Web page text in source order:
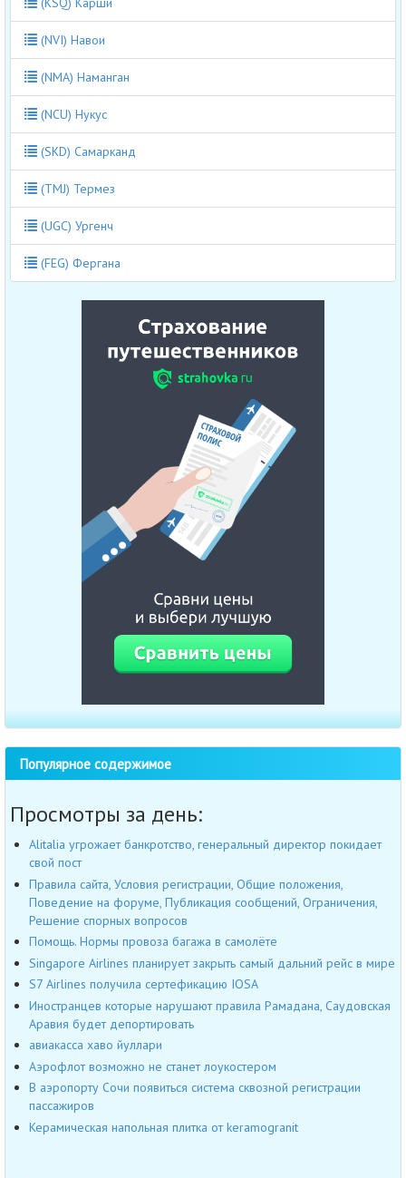
(NVI) Навои
(NMA) Наманган
(NCU) Нукус
(SKD) Самарканд
(TMJ) Термез
(UGC) Ургенч
(FEG) Фергана
Популярное содержимое
Просмотры за день:
Alitalia угрожает банкротство, генеральный директор покидает
свой пост
Правила сайта, Условия регистрации, Общие положения,
Поведение на форуме, Публикация сообщений, Ограничения,
Решение спорных вопросов
Помощь. Нормы провоза багажа в самолёте
Singapore Airlines планирует закрыть самый дальний рейс в мире
S7 Airlines получила сертефикацию IOSA
Иностранцев которые нарушают правила Рамадана, Саудовская
Аравия будет депортировать
авиакасса хаво йуллари
Аэрофлот возможно не станет лоукостером
В аэропорту Сочи появиться система сквозной регистрации
пассажиров
Керамическая напольная плитка от keramogranit